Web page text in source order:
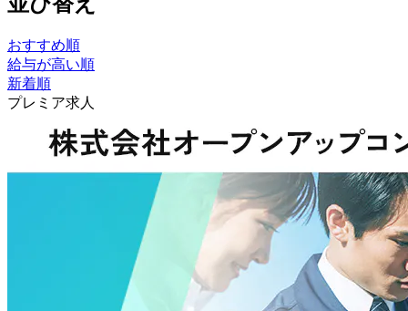
おすすめ順
給与が高い順
新着順
プレミア求人